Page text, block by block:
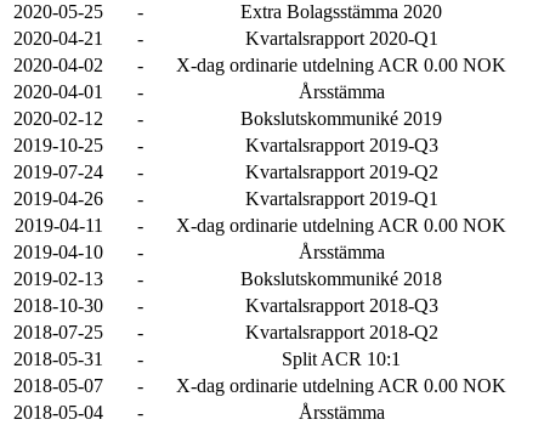
2020-05-25
-
Extra Bolagsstämma 2020
2020-04-21
-
Kvartalsrapport 2020-Q1
2020-04-02
-
X-dag ordinarie utdelning ACR 0.00 NOK
2020-04-01
-
Årsstämma
2020-02-12
-
Bokslutskommuniké 2019
2019-10-25
-
Kvartalsrapport 2019-Q3
2019-07-24
-
Kvartalsrapport 2019-Q2
2019-04-26
-
Kvartalsrapport 2019-Q1
2019-04-11
-
X-dag ordinarie utdelning ACR 0.00 NOK
2019-04-10
-
Årsstämma
2019-02-13
-
Bokslutskommuniké 2018
2018-10-30
-
Kvartalsrapport 2018-Q3
2018-07-25
-
Kvartalsrapport 2018-Q2
2018-05-31
-
Split ACR 10:1
2018-05-07
-
X-dag ordinarie utdelning ACR 0.00 NOK
2018-05-04
-
Årsstämma